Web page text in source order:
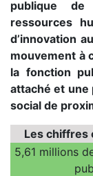
publique
ressources
d’innovation
mouvement à
la fonction
attaché et une
social de
Les chiffres
5,61 millions